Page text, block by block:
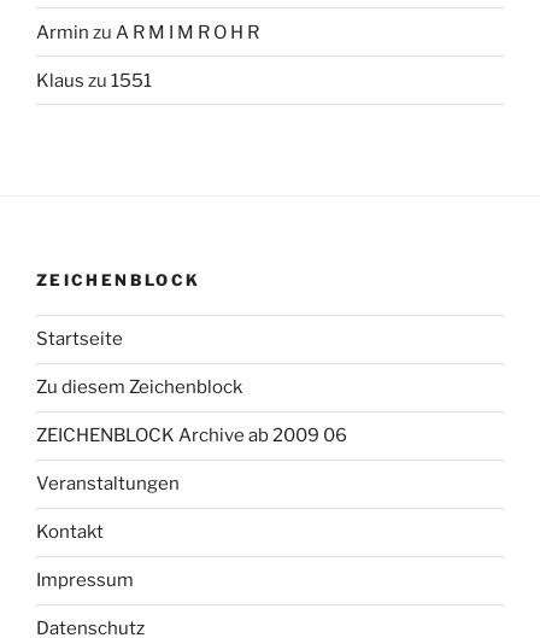
Armin zu A R M I M R O H R
Klaus zu 1551
ZEICHENBLOCK
Startseite
Zu diesem Zeichenblock
ZEICHENBLOCK Archive ab 2009 06
Veranstaltungen
Kontakt
Impressum
Datenschutz